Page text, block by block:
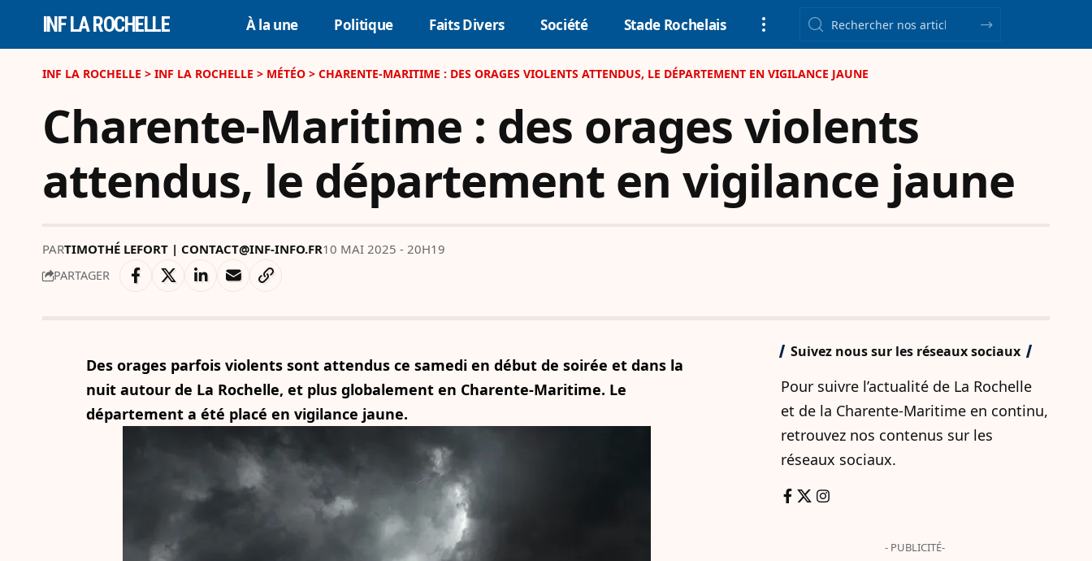
INF LA ROCHELLE À la une Politique Faits Divers Société Stade Rochelais
INF LA ROCHELLE > INF LA ROCHELLE > MÉTÉO > CHARENTE-MARITIME : DES ORAGES VIOLENTS ATTENDUS, LE DÉPARTEMENT EN VIGILANCE JAUNE
Charente-Maritime : des orages violents
attendus, le département en vigilance jaune
PARTIMOTHÉ LEFORT | CONTACT@INF-INFO.FR10 MAI 2025 - 20H19
PARTAGER
Des orages parfois violents sont attendus ce samedi en début de soirée et dans la
nuit autour de La Rochelle, et plus globalement en Charente-Maritime. Le
département a été placé en vigilance jaune.
Suivez nous sur les réseaux sociaux
Pour suivre l’actualité de La Rochelle
et de la Charente-Maritime en continu,
retrouvez nos contenus sur les
réseaux sociaux.
- PUBLICITÉ-